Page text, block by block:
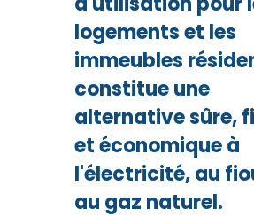
logements et les
immeubles
constitue une
alternative sûre,
et économique à
l'électricité, au
au gaz naturel.